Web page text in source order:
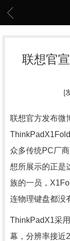
联想官
[
联想官方发布微
众多传统PC厂
想所展示的正是
族的一员，
连物理键盘都没
ThinkPadX1采
幕，分辨率接近